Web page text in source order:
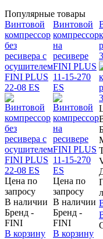
Популярные товары
Винтовой
компрессор
без
ресивера с
осушителем
FINI PLUS
22-08 ES
Цена по
запросу
В наличии
Бренд -
FINI
В корзину
Винтовой
компрессор
на
ресивере
FINI PLUS
11-15-270
ES
Цена по
запросу
В наличии
Бренд -
FINI
В корзину